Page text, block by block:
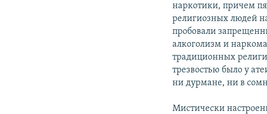
наркотики, причем
религиозных людей
пробовали
алкоголизм и
традиционных
трезвостью было у
ни дурмане, ни в
Мистически